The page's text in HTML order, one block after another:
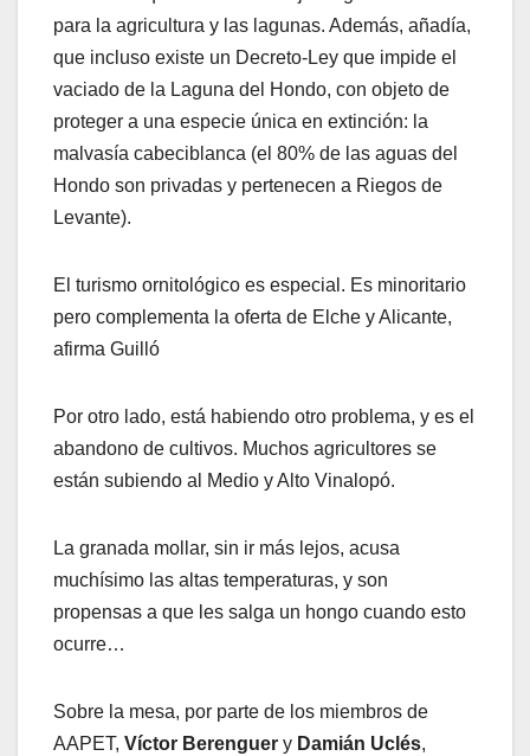
para la agricultura y las lagunas. Además, añadía,
que incluso existe un Decreto-Ley que impide el
vaciado de la Laguna del Hondo, con objeto de
proteger a una especie única en extinción: la
malvasía cabeciblanca (el 80% de las aguas del
Hondo son privadas y pertenecen a Riegos de
Levante).
El turismo ornitológico es especial. Es minoritario
pero complementa la oferta de Elche y Alicante,
afirma Guilló
Por otro lado, está habiendo otro problema, y es el
abandono de cultivos. Muchos agricultores se
están subiendo al Medio y Alto Vinalopó.
La granada mollar, sin ir más lejos, acusa
muchísimo las altas temperaturas, y son
propensas a que les salga un hongo cuando esto
ocurre…
Sobre la mesa, por parte de los miembros de
AAPET, Víctor Berenguer y Damián Uclés,